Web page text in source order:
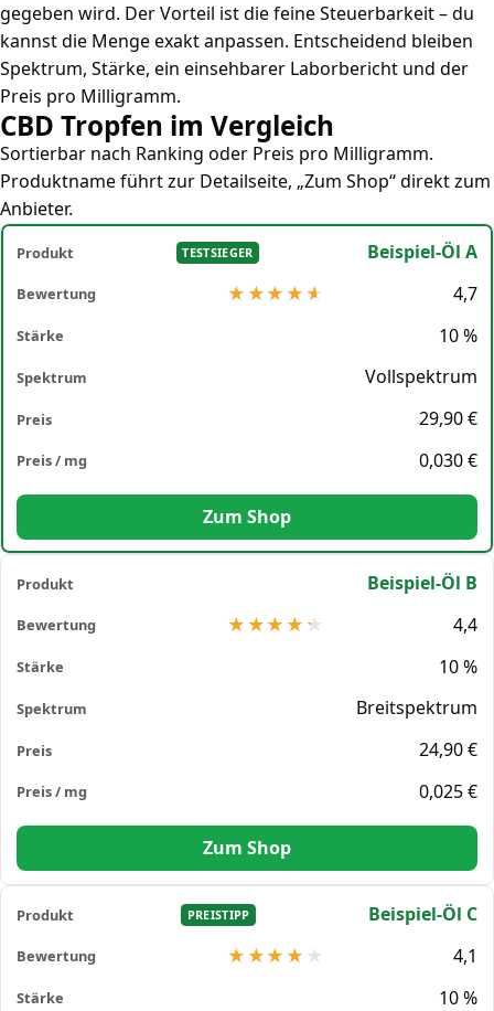
gegeben wird. Der Vorteil ist die feine Steuerbarkeit – du
kannst die Menge exakt anpassen. Entscheidend bleiben
Spektrum, Stärke, ein einsehbarer Laborbericht und der
Preis pro Milligramm.
CBD Tropfen im Vergleich
Sortierbar nach Ranking oder Preis pro Milligramm.
Produktname führt zur Detailseite, „Zum Shop“ direkt zum
Anbieter.
TESTSIEGER
Beispiel-Öl A
4,7
10 %
Vollspektrum
29,90 €
0,030 €
Zum Shop
Beispiel-Öl B
4,4
10 %
Breitspektrum
24,90 €
0,025 €
Zum Shop
PREISTIPP
Beispiel-Öl C
4,1
10 %